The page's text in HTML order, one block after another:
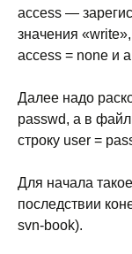
access —
значения
access = none и
Далее надо
passwd, а в
строку user =
Для начала
последствии
svn-book).